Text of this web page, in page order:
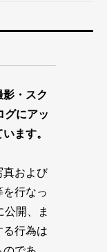
・スク
グにアッ
ます。
真および
行なっ
開、ま
る行為は